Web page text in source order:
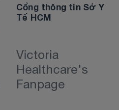
Cổng thông tin Sở Y
Tế HCM
Victoria
Healthcare's
Fanpage